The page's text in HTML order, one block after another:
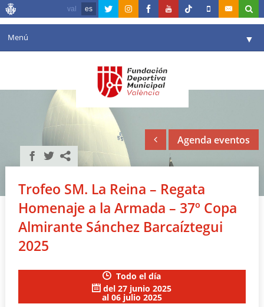
val es
Menú ▼
Agenda
▼
Valencia en deporte
Portal de Transparencia
Reservas
Agenda eventos
Trofeo SM. La Reina – Regata
Homenaje a la Armada – 37º Copa
Almirante Sánchez Barcaíztegui
2025
Todo el día
del 27 junio 2025
al 06 julio 2025